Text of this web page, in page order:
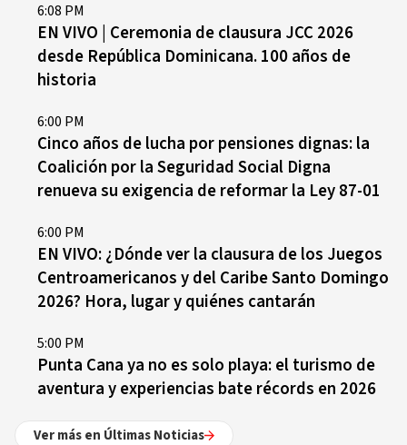
6:08 PM
EN VIVO | Ceremonia de clausura JCC 2026
desde República Dominicana. 100 años de
historia
6:00 PM
Cinco años de lucha por pensiones dignas: la
Coalición por la Seguridad Social Digna
renueva su exigencia de reformar la Ley 87-01
6:00 PM
EN VIVO: ¿Dónde ver la clausura de los Juegos
Centroamericanos y del Caribe Santo Domingo
2026? Hora, lugar y quiénes cantarán
5:00 PM
Punta Cana ya no es solo playa: el turismo de
aventura y experiencias bate récords en 2026
Ver más en Últimas Noticias